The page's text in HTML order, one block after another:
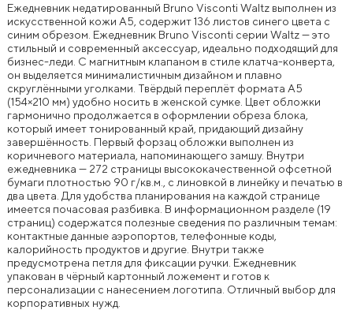
Ежедневник недатированный Bruno Visconti Waltz выполнен из
искусственной кожи A5, содержит 136 листов синего цвета с
синим обрезом. Ежедневник Bruno Visconti серии Waltz — это
стильный и современный аксессуар, идеально подходящий для
бизнес-леди. С магнитным клапаном в стиле клатча-конверта,
он выделяется минималистичным дизайном и плавно
скруглёнными уголками. Твёрдый переплёт формата A5
(154×210 мм) удобно носить в женской сумке. Цвет обложки
гармонично продолжается в оформлении обреза блока,
который имеет тонированный край, придающий дизайну
завершённость. Первый форзац обложки выполнен из
коричневого материала, напоминающего замшу. Внутри
ежедневника — 272 страницы высококачественной офсетной
бумаги плотностью 90 г/кв.м., с линовкой в линейку и печатью в
два цвета. Для удобства планирования на каждой странице
имеется почасовая разбивка. В информационном разделе (19
страниц) содержатся полезные сведения по различным темам:
контактные данные аэропортов, телефонные коды,
калорийность продуктов и другие. Внутри также
предусмотрена петля для фиксации ручки. Ежедневник
упакован в чёрный картонный ложемент и готов к
персонализации с нанесением логотипа. Отличный выбор для
корпоративных нужд.